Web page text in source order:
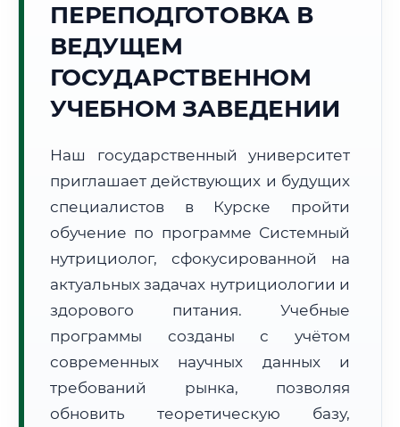
Погода в г. Курск: +20°C, Туман
🌅 Восход: 05:09
📍 Региональная справка
Почтовые индексы:
305000–305999
Часовой пояс:
МСК (UTC+3)
Формат учебы:
Дистанционно
🗺️ Зона обслуживания: г. Курск
ПЕРЕПОДГОТОВКА В
ВЕДУЩЕМ
ГОСУДАРСТВЕННОМ
УЧЕБНОМ ЗАВЕДЕНИИ
Наш государственный университет
приглашает действующих и будущих
специалистов в Курске пройти
обучение по программе Системный
нутрициолог, сфокусированной на
актуальных задачах нутрициологии и
здорового питания. Учебные
программы созданы с учётом
современных научных данных и
требований рынка, позволяя
обновить теоретическую базу,